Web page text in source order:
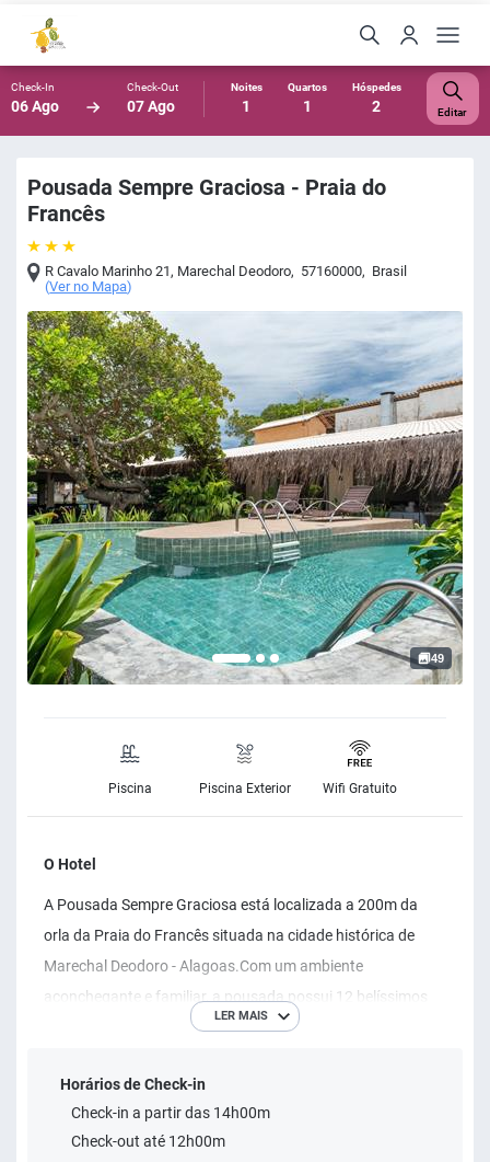
Check-In
06 Ago
Check-Out
07 Ago
Noites
1
Quartos
1
Hóspedes
2 Editar
Pousada Sempre Graciosa - Praia do
Francês
R Cavalo Marinho 21, Marechal Deodoro, 57160000, Brasil
(Ver no Mapa)
49
Piscina Piscina Exterior Wifi Gratuito
O Hotel
A Pousada Sempre Graciosa está localizada a 200m da
orla da Praia do Francês situada na cidade histórica de
Marechal Deodoro - Alagoas. ​ Com um ambiente
aconchegante e familiar, a pousada possui 12 belíssimos
apartamentos que únem o melhor do rústico chic com todo
ao máximo suas férias e momentos de lazer. ​ A poucos
passos da famosa La Rue, você encontra o melhor da
gastronomia brasileira e internacional com diversos
LER MAIS
Horários de Check-in
Check-in a partir das 14h00m
Check-out até 12h00m